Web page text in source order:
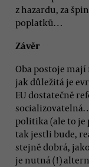
z hazardu, za
poplatků…
Závěr
Oba postoje mají
jak důležitá je
EU dostatečně
politika (ale to je
tak jestli bude,
stejně dobrá,
je nutná (!)